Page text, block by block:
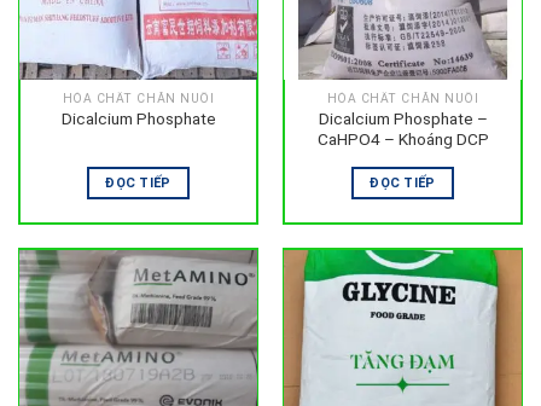
HÓA CHẤT CHĂN NUÔI
Dicalcium Phosphate
ĐỌC TIẾP
HÓA CHẤT CHĂN NUÔI
Dicalcium Phosphate –
CaHPO4 – Khoáng DCP
ĐỌC TIẾP